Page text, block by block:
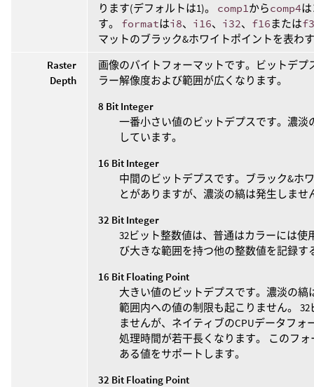
ります(デフォルトは1)。 comp1 からcomp4
す。 formatはi8、 i16、 i32、 f16または
マットのブラック&ホワイトポイントを表わ
Raster
Depth
画像のバイトフォーマットです。ビットデ
ラー解像度および範囲が広くなります。
8 Bit Integer
一番小さい値のビットデプスです。濃
しています。
16 Bit Integer
中間のビットデプスです。ブラック&ホ
とがありますが、濃淡の縞は発生しませ
32 Bit Integer
32ビット整数値は、普通はカラーには
び大きな範囲を持つ他の整数値を記録す
16 Bit Floating Point
大きい値のビットデプスです。濃淡の
範囲内への値の制限も起こりません。
ませんが、ネイティブのCPUデータフ
処理時間が若干長くなります。 このフォ
ある値をサポートします。
32 Bit Floating Point